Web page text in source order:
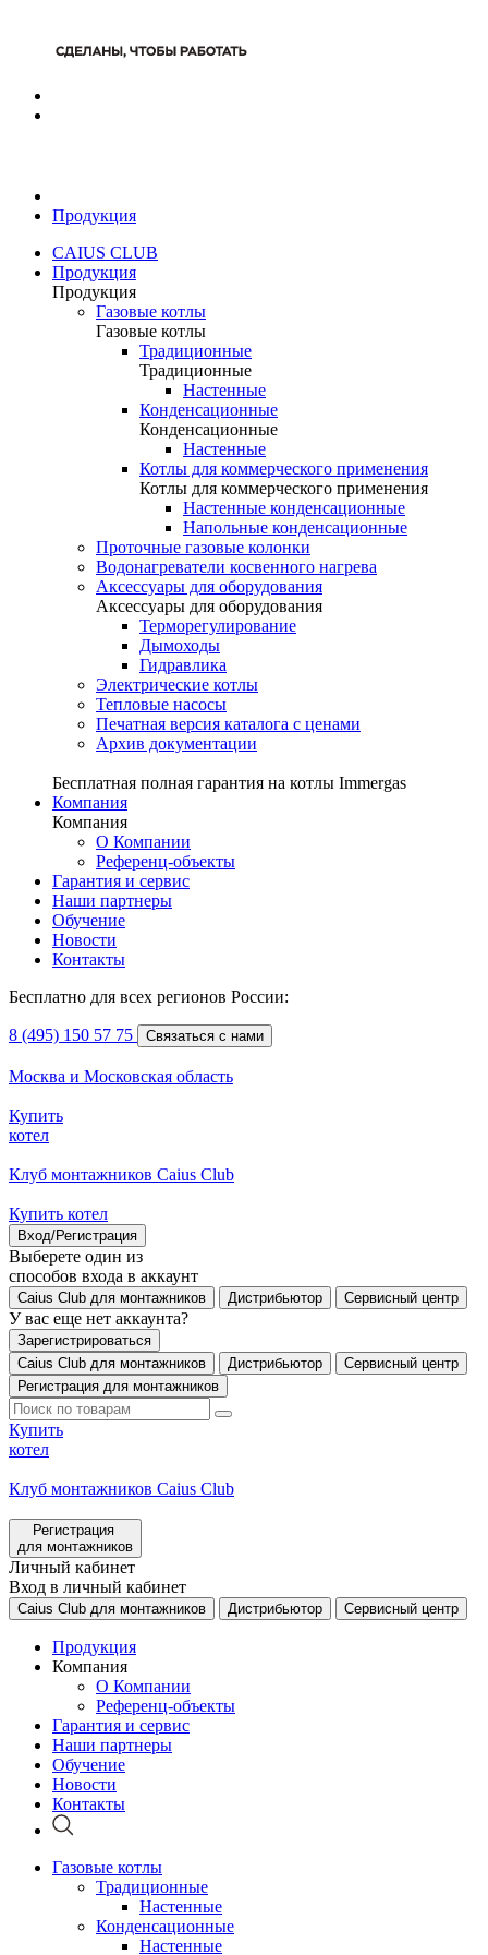
Продукция
CAIUS CLUB
Продукция
Продукция
Газовые котлы
Газовые котлы
Традиционные
Традиционные
Настенные
Конденсационные
Конденсационные
Настенные
Котлы для коммерческого применения
Котлы для коммерческого применения
Настенные конденсационные
Напольные конденсационные
Проточные газовые колонки
Водонагреватели косвенного нагрева
Аксессуары для оборудования
Аксессуары для оборудования
Терморегулирование
Дымоходы
Гидравлика
Электрические котлы
Тепловые насосы
Печатная версия каталога с ценами
Архив документации
Бесплатная полная гарантия на котлы Immergas
Компания
Компания
О Компании
Референц-объекты
Гарантия и сервис
Наши партнеры
Обучение
Новости
Контакты
Бесплатно для всех регионов России:
8 (495) 150 57 75 Связаться с нами
Москва и Московская область
Купить
котел
Клуб монтажников Caius Club
Купить котел
Вход/Регистрация
Выберете один из
способов входа в аккаунт
Caius Club для монтажников Дистрибьютор Сервисный центр
У вас еще нет аккаунта?
Зарегистрироваться
Caius Club для монтажников
Дистрибьютор
Сервисный центр
Регистрация для монтажников
Купить
котел
Клуб монтажников Caius Club
Регистрация
для монтажников
Личный кабинет
Вход в личный кабинет
Caius Club для монтажников Дистрибьютор Сервисный центр
Продукция
Компания
О Компании
Референц-объекты
Гарантия и сервис
Наши партнеры
Обучение
Новости
Контакты
Газовые котлы
Традиционные
Настенные
Конденсационные
Настенные